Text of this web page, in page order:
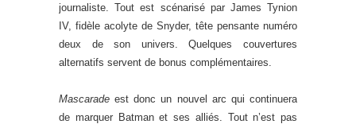
journaliste. Tout est scénarisé par James Tynion
IV, fidèle acolyte de Snyder, tête pensante numéro
deux de son univers. Quelques couvertures
alternatifs servent de bonus complémentaires.
Mascarade est donc un nouvel arc qui continuera
de marquer Batman et ses alliés. Tout n’est pas